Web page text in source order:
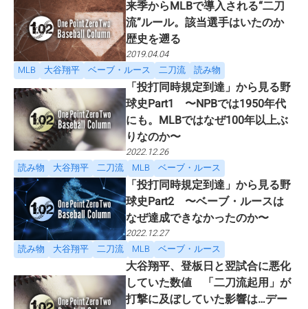
来季からMLBで導入される“二刀
流”ルール。該当選手はいたのか
歴史を遡る
2019.04.04
MLB
大谷翔平 ベーブ・ルース 二刀流 読み物
「投打同時規定到達」から見る野
球史Part1 〜NPBでは1950年代
にも。MLBではなぜ100年以上ぶ
りなのか〜
2022.12.26
読み物
大谷翔平 二刀流 MLB ベーブ・ルース
「投打同時規定到達」から見る野
球史Part2 〜ベーブ・ルースは
なぜ達成できなかったのか〜
2022.12.27
読み物
大谷翔平 二刀流 MLB ベーブ・ルース
大谷翔平、登板日と翌試合に悪化
していた数値 「二刀流起用」が
打撃に及ぼしていた影響は…デー